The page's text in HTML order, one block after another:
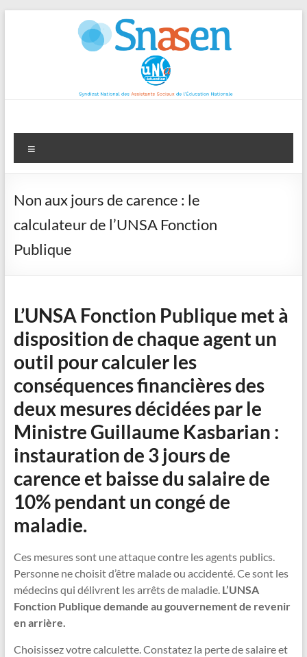
Non aux jours de carence : le
calculateur de l’UNSA Fonction
Publique
L’UNSA Fonction Publique met à
disposition de chaque agent un
outil pour calculer les
conséquences financières des
deux mesures décidées par le
Ministre Guillaume Kasbarian :
instauration de 3 jours de
carence et baisse du salaire de
10% pendant un congé de
maladie.
Ces mesures sont une attaque contre les agents publics.
Personne ne choisit d’être malade ou accidenté. Ce sont les
médecins qui délivrent les arrêts de maladie. L’UNSA
Fonction Publique demande au gouvernement de revenir
en arrière.
Choisissez votre calculette. Constatez la perte de salaire et